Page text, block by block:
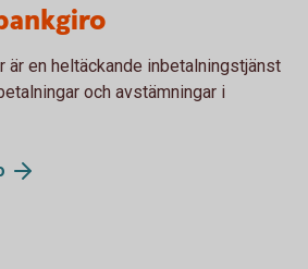
är en heltäckande inbetalningstjänst
och avstämningar i